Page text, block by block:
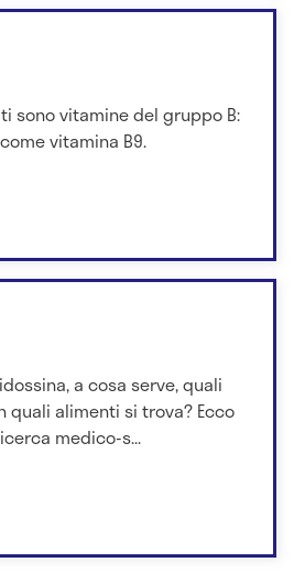
sono vitamine del gruppo B:
vitamina B9.
a cosa serve, quali
quali alimenti si trova? Ecco
medico-s...